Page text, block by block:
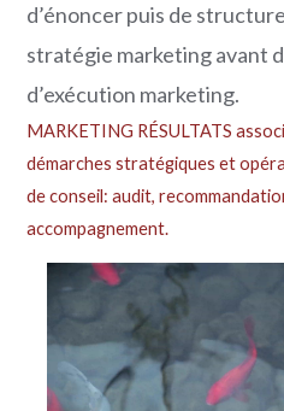
d’énoncer puis de
stratégie marketing avant
d’exécution marketing.
MARKETING RÉSULTATS
démarches stratégiques et
de conseil: audit,
accompagnement.